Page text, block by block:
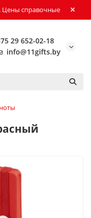
Цены справочные
29 652-02-18
info@11gifts.by